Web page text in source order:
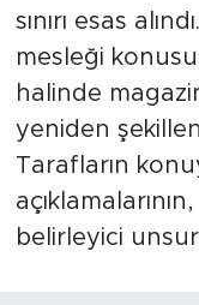
sınırı esas
mesleği
halinde
yeniden
Tarafların
belirleyici